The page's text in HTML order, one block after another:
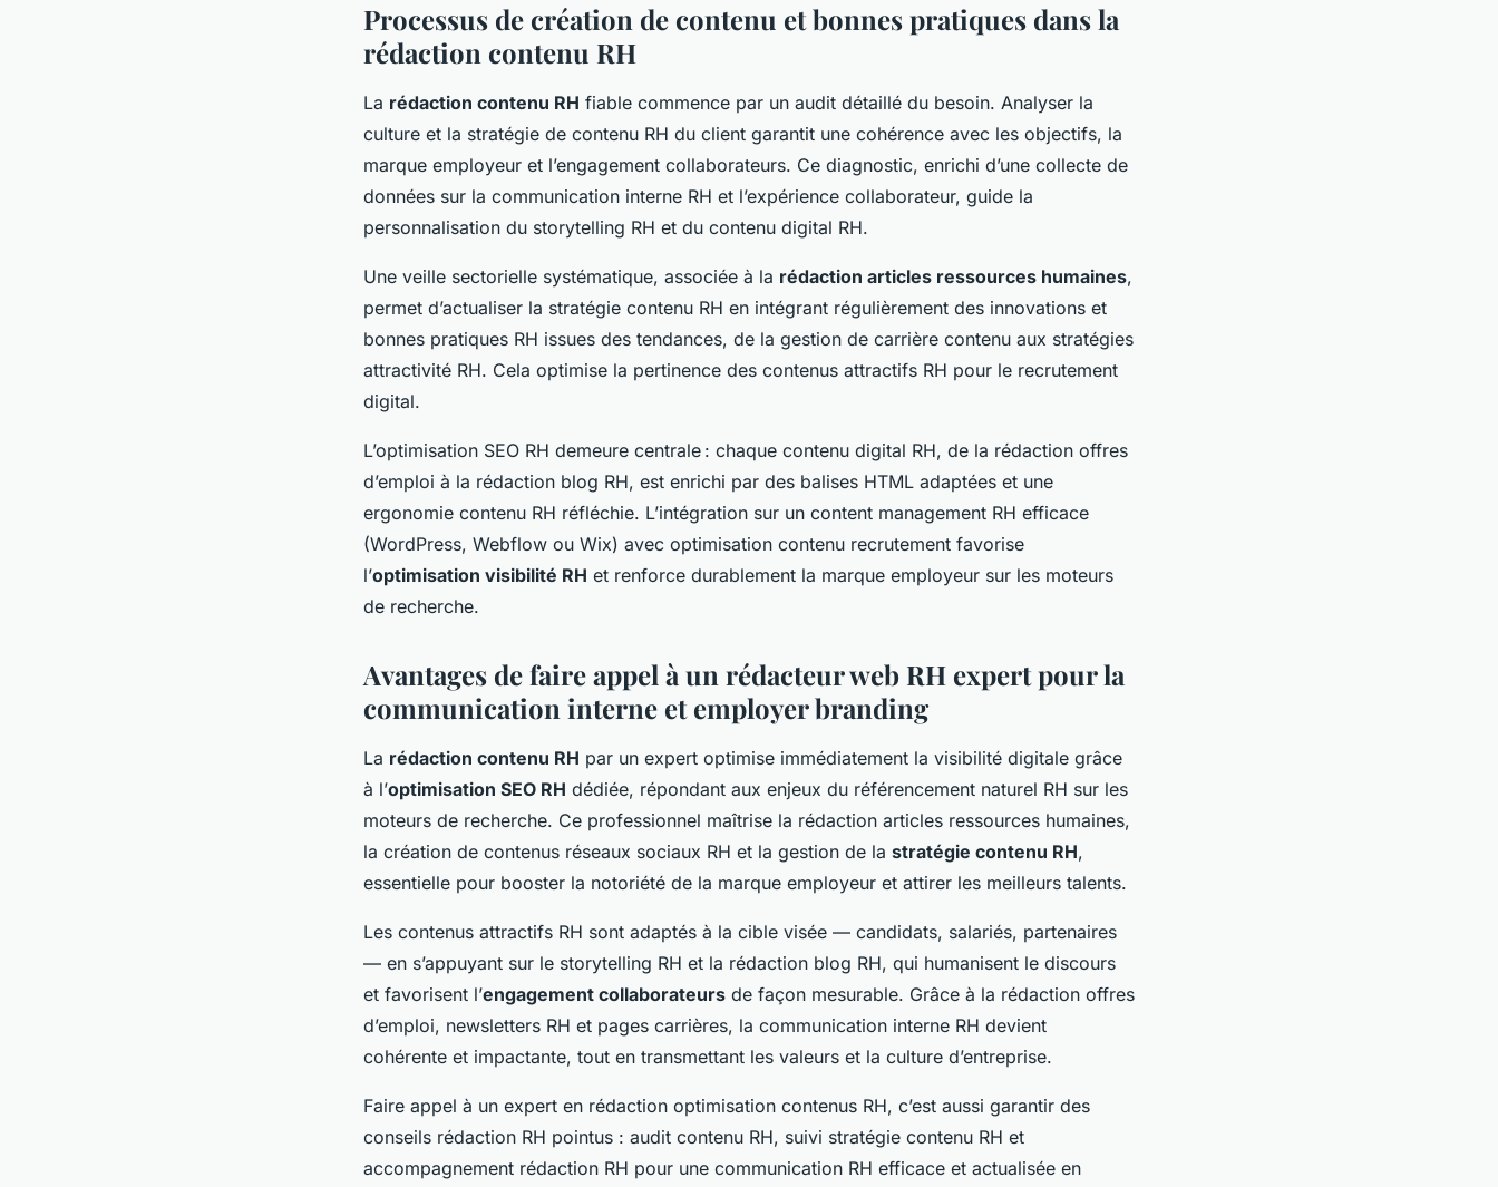
Processus de création de contenu et bonnes pratiques dans la
rédaction contenu RH
La rédaction contenu RH fiable commence par un audit détaillé du besoin. Analyser la
culture et la stratégie de contenu RH du client garantit une cohérence avec les objectifs, la
marque employeur et l’engagement collaborateurs. Ce diagnostic, enrichi d’une collecte de
données sur la communication interne RH et l’expérience collaborateur, guide la
personnalisation du storytelling RH et du contenu digital RH.
Une veille sectorielle systématique, associée à la rédaction articles ressources humaines,
permet d’actualiser la stratégie contenu RH en intégrant régulièrement des innovations et
bonnes pratiques RH issues des tendances, de la gestion de carrière contenu aux stratégies
attractivité RH. Cela optimise la pertinence des contenus attractifs RH pour le recrutement
digital.
L’optimisation SEO RH demeure centrale : chaque contenu digital RH, de la rédaction offres
d’emploi à la rédaction blog RH, est enrichi par des balises HTML adaptées et une
ergonomie contenu RH réfléchie. L’intégration sur un content management RH efficace
(WordPress, Webflow ou Wix) avec optimisation contenu recrutement favorise
l’optimisation visibilité RH et renforce durablement la marque employeur sur les moteurs
de recherche.
Avantages de faire appel à un rédacteur web RH expert pour la
communication interne et employer branding
La rédaction contenu RH par un expert optimise immédiatement la visibilité digitale grâce
à l’optimisation SEO RH dédiée, répondant aux enjeux du référencement naturel RH sur les
moteurs de recherche. Ce professionnel maîtrise la rédaction articles ressources humaines,
la création de contenus réseaux sociaux RH et la gestion de la stratégie contenu RH,
essentielle pour booster la notoriété de la marque employeur et attirer les meilleurs talents.
Les contenus attractifs RH sont adaptés à la cible visée — candidats, salariés, partenaires
— en s’appuyant sur le storytelling RH et la rédaction blog RH, qui humanisent le discours
et favorisent l’engagement collaborateurs de façon mesurable. Grâce à la rédaction offres
d’emploi, newsletters RH et pages carrières, la communication interne RH devient
cohérente et impactante, tout en transmettant les valeurs et la culture d’entreprise.
Faire appel à un expert en rédaction optimisation contenus RH, c’est aussi garantir des
conseils rédaction RH pointus : audit contenu RH, suivi stratégie contenu RH et
accompagnement rédaction RH pour une communication RH efficace et actualisée en